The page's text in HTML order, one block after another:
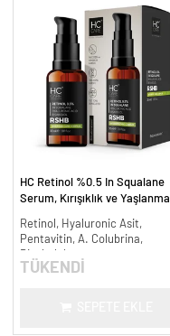
HC Retinol %0.5 In Squalane
Serum, Kırışıklık ve Yaşlanma
Retinol, Hyaluronic Asit,
Pentavitin, A. Colubrina,
Bisabolol
TÜKENDİ